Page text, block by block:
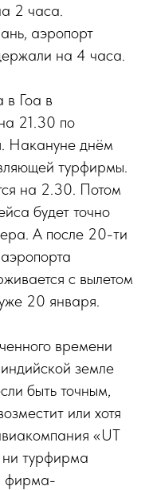
2 часа.
аэропорт
на 4 часа.
в Гоа в
21.30 по
Накануне днём
турфирмы.
на 2.30. Потом
будет точно
А после 20-ти
с вылетом
20 января.
времени
земле
быть точным,
или хотя
«UT
ни турфирма
фирма-